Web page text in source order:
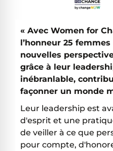
« Avec Women for
l’honneur 25
nouvelles
grâce à leur
inébranlable,
façonner un monde
Leur leadership est
d'esprit et une
de veiller à ce que
pour compte,